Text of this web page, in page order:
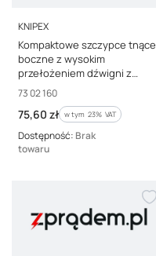
PRODUCENT
KNIPEX
Kompaktowe szczypce tnące
boczne z wysokim
przełożeniem dźwigni z
wielokomponentowymi
nasadkami X-Cut 73 02 160
Kod producenta
73 02 160
Cena brutto
75,60 zł w tym %s VAT
w tym 23% VAT
Dostępność: Brak
towaru